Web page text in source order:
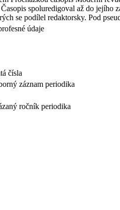
Časopis spoluredigoval až do
se podílel redaktorsky. Pod
údaje
čísla
záznam periodika
ročník periodika